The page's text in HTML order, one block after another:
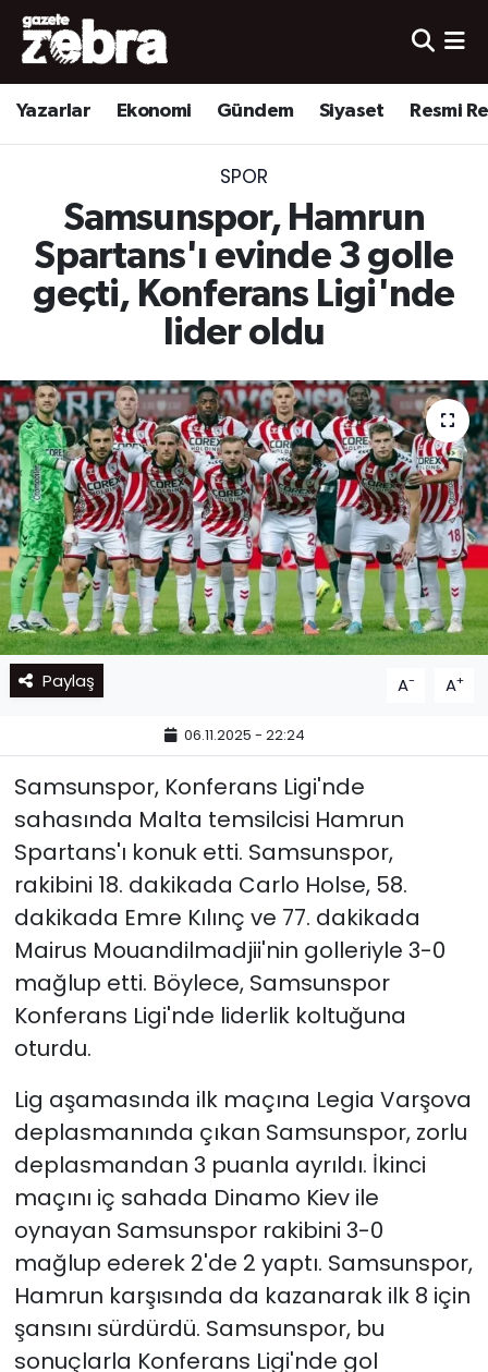
Yazarlar Ekonomi Gündem Siyaset Resmi
SPOR
Samsunspor, Hamrun
Spartans'ı evinde 3 golle
geçti, Konferans Ligi'nde
lider oldu
Paylaş A- A+
06.11.2025 - 22:24
Samsunspor, Konferans Ligi'nde
sahasında Malta temsilcisi Hamrun
Spartans'ı konuk etti. Samsunspor,
rakibini 18. dakikada Carlo Holse, 58.
dakikada Emre Kılınç ve 77. dakikada
Mairus Mouandilmadjii'nin golleriyle 3-0
mağlup etti. Böylece, Samsunspor
Konferans Ligi'nde liderlik koltuğuna
oturdu.
Lig aşamasında ilk maçına Legia Varşova
deplasmanında çıkan Samsunspor, zorlu
deplasmandan 3 puanla ayrıldı. İkinci
maçını iç sahada Dinamo Kiev ile
oynayan Samsunspor rakibini 3-0
mağlup ederek 2'de 2 yaptı. Samsunspor,
Hamrun karşısında da kazanarak ilk 8 için
şansını sürdürdü. Samsunspor, bu
sonuçlarla Konferans Ligi'nde gol
Yazarlar
Ekonomi
Yerel
Spor
Nöbetçi Eczaneler
Hava Durumu
Süper Lig Puan Durumu ve Fikstür
Tüm Manşetler
Haber Arşivi